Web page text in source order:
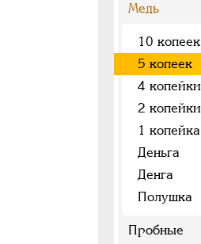
Медь
10 копеек
5 копеек
4 копейки
2 копейки
1 копейка
Деньга
Денга
Полушка
Пробные